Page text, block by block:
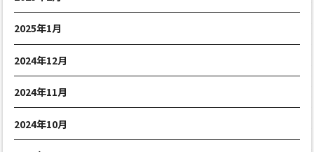
2025年1月
2024年12月
2024年11月
2024年10月